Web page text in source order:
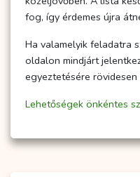
fog, így érdemes újra
Ha valamelyik feladatra
oldalon mindjárt
egyeztetésére rövidesen
Lehetőségek önkéntes